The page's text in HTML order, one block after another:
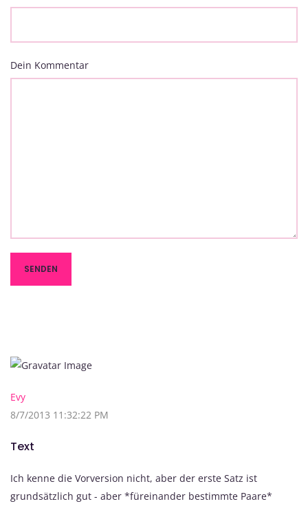
Dein Kommentar
Evy
8/7/2013 11:32:22 PM
Text
Ich kenne die Vorversion nicht, aber der erste Satz ist
grundsätzlich gut - aber *füreinander bestimmte Paare*